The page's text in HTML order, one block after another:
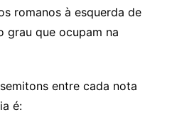
romanos à esquerda de
grau que ocupam na
entre cada nota
é: